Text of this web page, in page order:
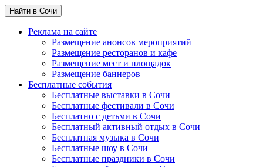
Найти в Сочи
Реклама на сайте
Размещение анонсов мероприятий
Размещение ресторанов и кафе
Размещение мест и площадок
Размещение баннеров
Бесплатные события
Бесплатные выставки в Сочи
Бесплатные фестивали в Сочи
Бесплатно с детьми в Сочи
Бесплатный активный отдых в Сочи
Бесплатная музыка в Сочи
Бесплатные шоу в Сочи
Бесплатные праздники в Сочи